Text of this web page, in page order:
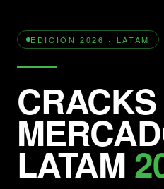
EDICIÓN 2026 · LATAM
LATAM